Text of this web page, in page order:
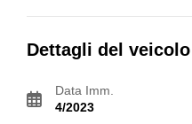
Dettagli del veicolo
Data Imm.
4/2023